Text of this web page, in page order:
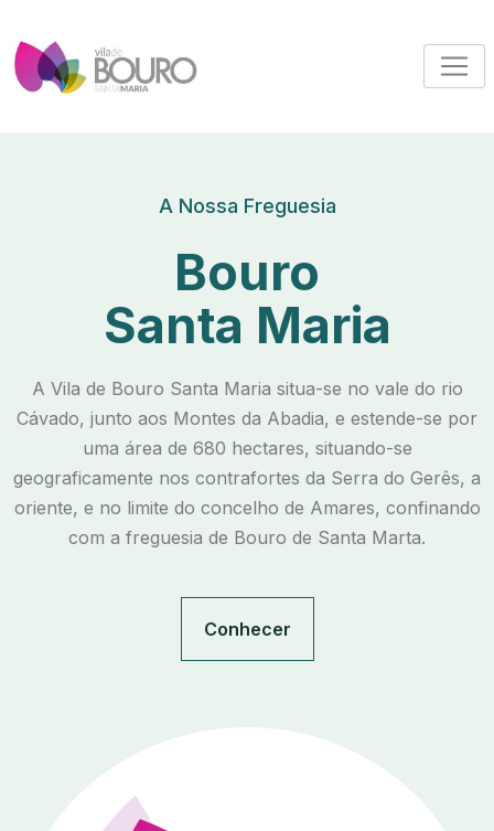
A Nossa Freguesia
Bouro
Santa Maria
A Vila de Bouro Santa Maria situa-se no vale do rio
Cávado, junto aos Montes da Abadia, e estende-se por
uma área de 680 hectares, situando-se
geograficamente nos contrafortes da Serra do Gerês, a
oriente, e no limite do concelho de Amares, confinando
com a freguesia de Bouro de Santa Marta.
Conhecer